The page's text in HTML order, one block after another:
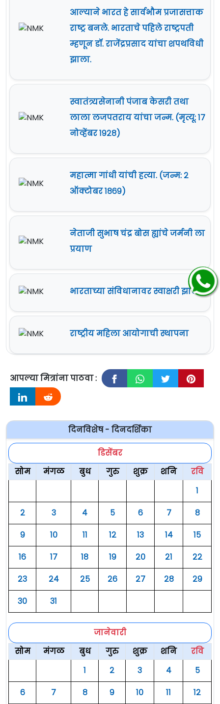
आल्याने भारत हे सार्वभौम प्रजासत्ताक
राष्ट्र बनले. भारताचे पहिले राष्ट्रपती
म्हणून डॉ. राजेंद्रप्रसाद यांचा शपथविधी
झाला.
स्वातंत्र्यसेनानी पंजाब केसरी तथा
लाला लजपतराय यांचा जन्म. (मृत्यू: १७
नोव्हेंबर १९२८)
महात्मा गांधी यांची हत्या. (जन्म: २
ऑक्टोबर १८६९)
नेताजी सुभाष चंद्र बोस ह्यांचे जर्मनी ला
प्रयाण
भारताच्या संविधानावर स्वाक्षरी झाली
राष्ट्रीय महिला आयोगाची स्थापना
आपल्या मित्रांना पाठवा :
दिनविशेष - दिनदर्शिका
डिसेंबर
सोम
मंगळ बुध गुरु शुक्र शनि
रवि
१
२
३ ४ ५ ६ ७
८
९
१० ११ १२ १३ १४
१५
१६
१७ १८ १९ २० २१
२२
२३
२४ २५ २६ २७ २८
२९
३०
३१
जानेवारी
सोम
मंगळ बुध गुरु शुक्र शनि
रवि
१
२ ३ ४
५
६
७ ८ ९ १० ११
१२